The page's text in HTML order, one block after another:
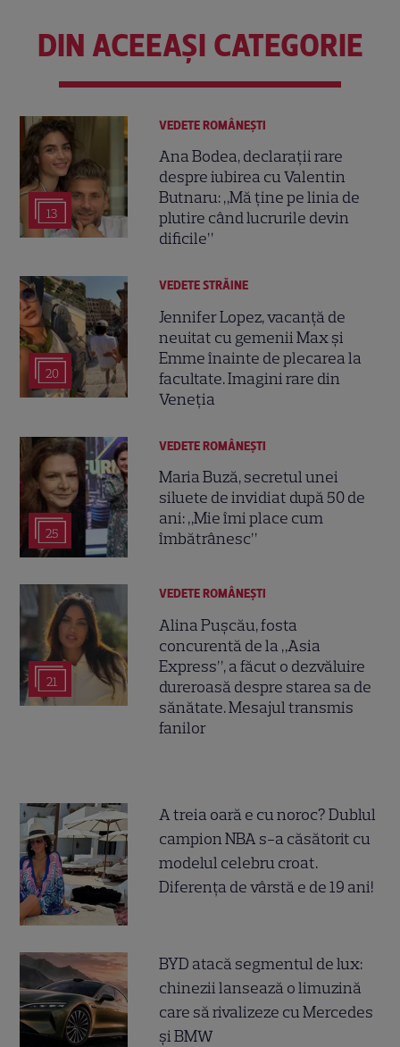
DIN ACEEAȘI CATEGORIE
13
VEDETE ROMÂNEŞTI
Ana Bodea, declarații rare
despre iubirea cu Valentin
Butnaru: „Mă ține pe linia de
plutire când lucrurile devin
dificile”
20
VEDETE STRĂINE
Jennifer Lopez, vacanță de
neuitat cu gemenii Max și
Emme înainte de plecarea la
facultate. Imagini rare din
Veneția
25
VEDETE ROMÂNEŞTI
Maria Buză, secretul unei
siluete de invidiat după 50 de
ani: „Mie îmi place cum
îmbătrânesc”
21
VEDETE ROMÂNEŞTI
Alina Pușcău, fosta
concurentă de la „Asia
Express”, a făcut o dezvăluire
dureroasă despre starea sa de
sănătate. Mesajul transmis
fanilor
A treia oară e cu noroc? Dublul
campion NBA s-a căsătorit cu
modelul celebru croat.
Diferența de vârstă e de 19 ani!
BYD atacă segmentul de lux:
chinezii lansează o limuzină
care să rivalizeze cu Mercedes
și BMW